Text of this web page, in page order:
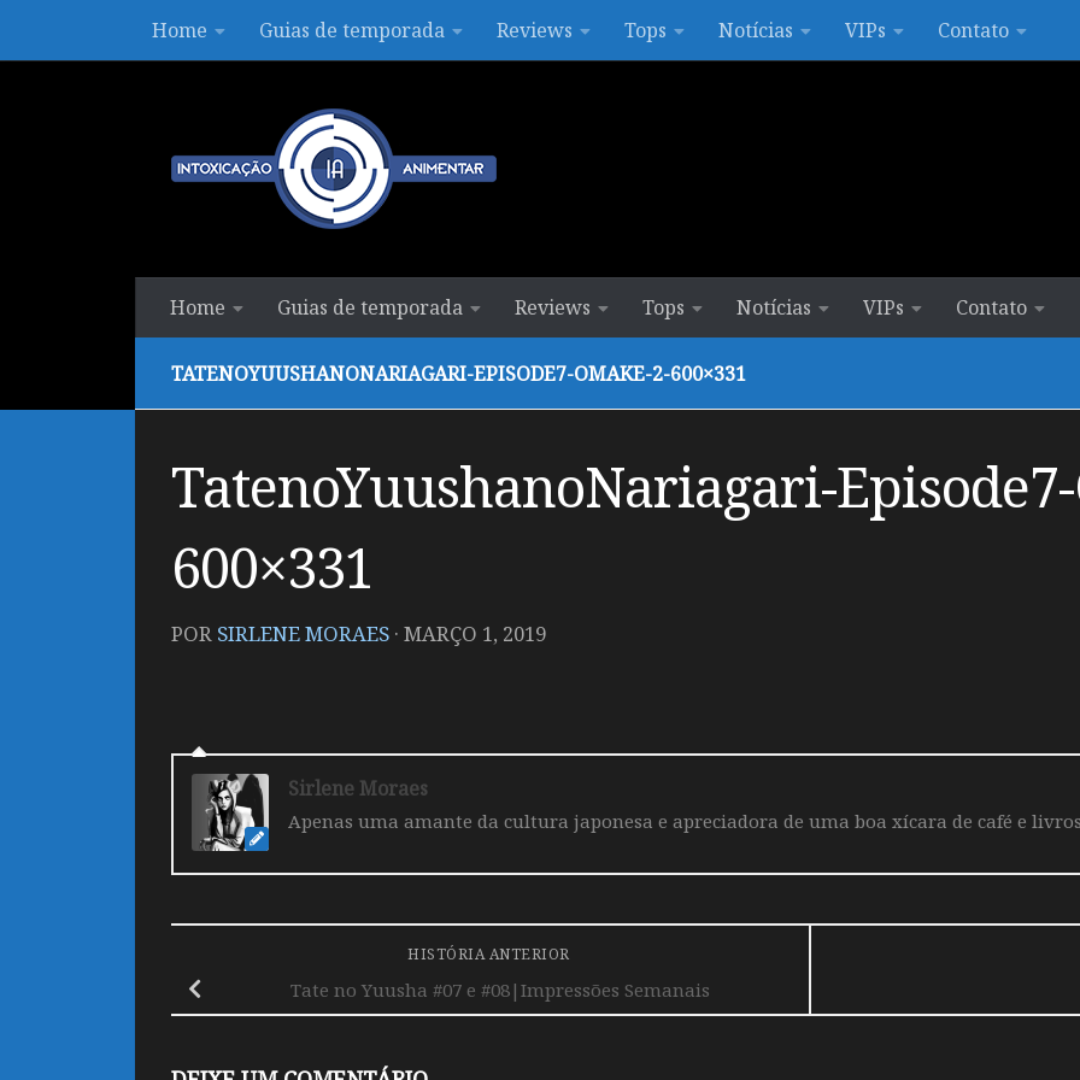
Skip to contentHome Guias de temporada Reviews Tops Notícias VIPs Contato
Home Guias de temporada Reviews Tops Notícias VIPs Contato
TATENOYUUSHANONARIAGARI-EPISODE7-OMAKE-2-600×331
TatenoYuushanoNariagari-
600×331
POR SIRLENE MORAES · MARÇO 1, 2019
Sirlene Moraes
Apenas uma amante da cultura japonesa e apreciadora de uma boa xícara de café e
HISTÓRIA ANTERIOR
Tate no Yuusha #07 e #08|Impressões Semanais